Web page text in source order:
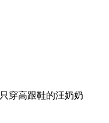
只穿高跟鞋的汪奶奶